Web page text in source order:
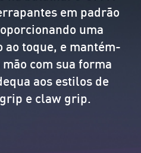
em padrão
uma
ao toque, e mantém-
com sua forma
aos estilos de
e claw grip.